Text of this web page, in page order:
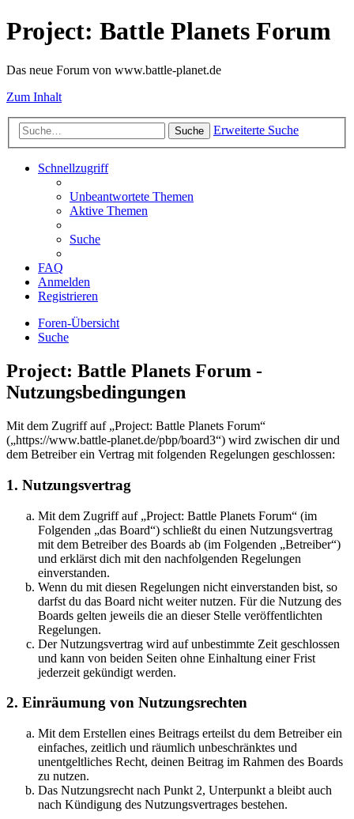
Project: Battle Planets Forum
Das neue Forum von www.battle-planet.de
Zum Inhalt
Suche Erweiterte Suche
Schnellzugriff
Unbeantwortete Themen
Aktive Themen
Suche
FAQ
Anmelden
Registrieren
Foren-Übersicht
Suche
Project: Battle Planets Forum -
Nutzungsbedingungen
Mit dem Zugriff auf „Project: Battle Planets Forum“
(„https://www.battle-planet.de/pbp/board3“) wird zwischen dir und
dem Betreiber ein Vertrag mit folgenden Regelungen geschlossen:
1. Nutzungsvertrag
Mit dem Zugriff auf „Project: Battle Planets Forum“ (im
Folgenden „das Board“) schließt du einen Nutzungsvertrag
mit dem Betreiber des Boards ab (im Folgenden „Betreiber“)
und erklärst dich mit den nachfolgenden Regelungen
einverstanden.
Wenn du mit diesen Regelungen nicht einverstanden bist, so
darfst du das Board nicht weiter nutzen. Für die Nutzung des
Boards gelten jeweils die an dieser Stelle veröffentlichten
Regelungen.
Der Nutzungsvertrag wird auf unbestimmte Zeit geschlossen
und kann von beiden Seiten ohne Einhaltung einer Frist
jederzeit gekündigt werden.
2. Einräumung von Nutzungsrechten
Mit dem Erstellen eines Beitrags erteilst du dem Betreiber ein
einfaches, zeitlich und räumlich unbeschränktes und
unentgeltliches Recht, deinen Beitrag im Rahmen des Boards
zu nutzen.
Das Nutzungsrecht nach Punkt 2, Unterpunkt a bleibt auch
nach Kündigung des Nutzungsvertrages bestehen.